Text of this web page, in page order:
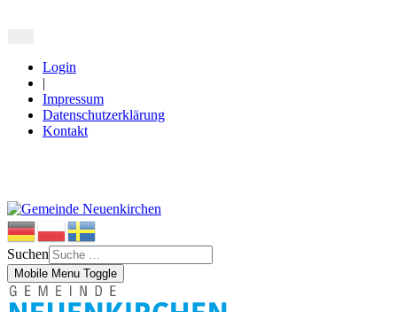
Login
|
Impressum
Datenschutzerklärung
Kontakt
Suchen
Mobile Menu Toggle